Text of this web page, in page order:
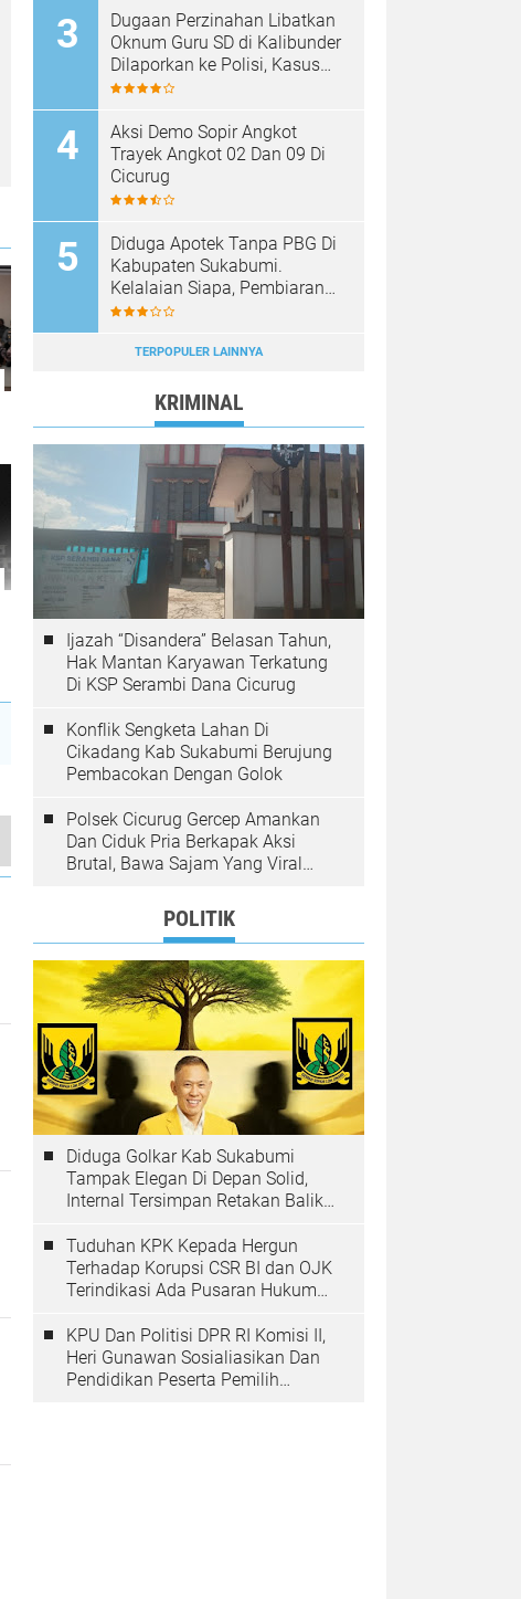
Dugaan Perzinahan Libatkan
Oknum Guru SD di Kalibunder
Dilaporkan ke Polisi, Kasus
Ditangani Satreskrim Polres
Aksi Demo Sopir Angkot
Trayek Angkot 02 Dan 09 Di
Cicurug
Diduga Apotek Tanpa PBG Di
Kabupaten Sukabumi.
Kelalaian Siapa, Pembiaran
Siapa……?
TERPOPULER LAINNYA
KRIMINAL
Ijazah “Disandera” Belasan Tahun,
Hak Mantan Karyawan Terkatung
Di KSP Serambi Dana Cicurug
Konflik Sengketa Lahan Di
Cikadang Kab Sukabumi Berujung
Pembacokan Dengan Golok
Polsek Cicurug Gercep Amankan
Dan Ciduk Pria Berkapak Aksi
Brutal, Bawa Sajam Yang Viral
POLITIK
Diduga Golkar Kab Sukabumi
Tampak Elegan Di Depan Solid,
Internal Tersimpan Retakan Balik
Tuduhan KPK Kepada Hergun
Terhadap Korupsi CSR BI dan OJK
Terindikasi Ada Pusaran Hukum
KPU Dan Politisi DPR RI Komisi II,
Heri Gunawan Sosialiasikan Dan
Pendidikan Peserta Pemilih